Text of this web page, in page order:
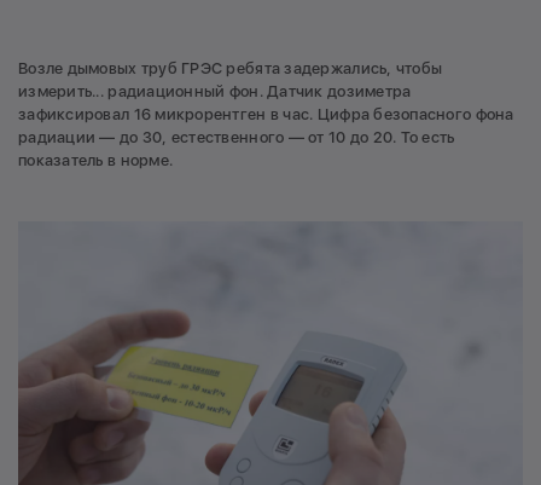
Возле дымовых труб ГРЭС ребята задержались, чтобы
измерить... радиационный фон. Датчик дозиметра
зафиксировал 16 микрорентген в час. Цифра безопасного фона
радиации — до 30, естественного — от 10 до 20. То есть
показатель в норме.